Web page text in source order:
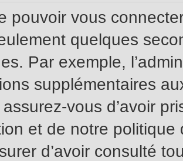
pouvoir vous
quelques
Par exemple,
supplémentaires
vous d’avoir
et de notre
d’avoir consulté